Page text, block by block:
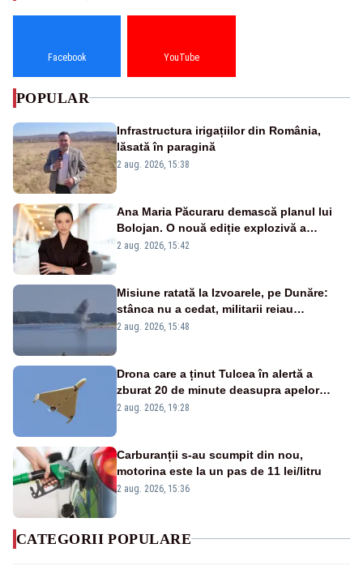
Facebook YouTube
POPULAR
Infrastructura irigațiilor din România,
lăsată în paragină
2 aug. 2026, 15:38
Ana Maria Păcuraru demască planul lui
Bolojan. O nouă ediție explozivă a
emisiunii „Miza Zilei” la Realitatea PLUS
2 aug. 2026, 15:42
Misiune ratată la Izvoarele, pe Dunăre:
stânca nu a cedat, militarii reiau
detonările luni – VIDEO
2 aug. 2026, 15:48
Drona care a ținut Tulcea în alertă a
zburat 20 de minute deasupra apelor
României. Au fost ridicate două F-16
2 aug. 2026, 19:28
Carburanții s-au scumpit din nou,
motorina este la un pas de 11 lei/litru
2 aug. 2026, 15:36
CATEGORII POPULARE